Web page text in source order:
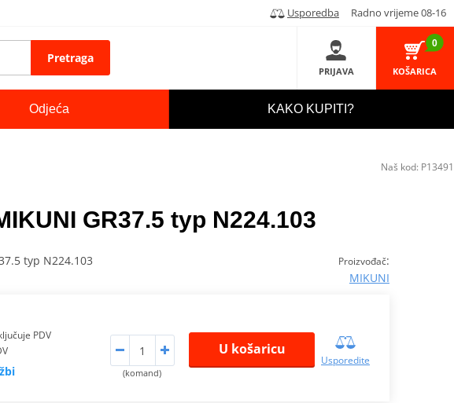
Usporedba Radno vrijeme 08-16
Pretraga
PRIJAVA
0
KOŠARICA
Odjeća KAKO KUPITI?
GR37.5 typ N224.103
Proizvođač:
MIKUNI
typ N224.103
PDV
(komand)
U košaricu
Usporedite
Naš kod: P13491